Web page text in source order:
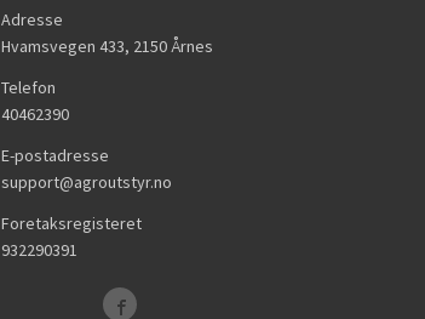
Adresse
Hvamsvegen 433, 2150Årnes
Telefon
40462390
E-postadresse
support@agroutstyr.no
Foretaksregisteret
932290391